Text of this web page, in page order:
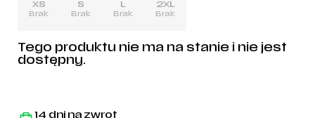
XS
Brak
S
Brak
L
Brak
2XL
Brak
Tego produktu nie ma na stanie i nie jest
dostępny.
14 dni na zwrot